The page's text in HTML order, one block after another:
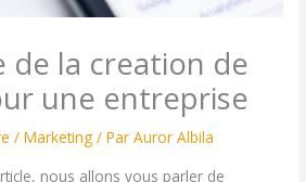
de la creation de
une entreprise
/Marketing / ParAuror Albila
nous allons vous parler de